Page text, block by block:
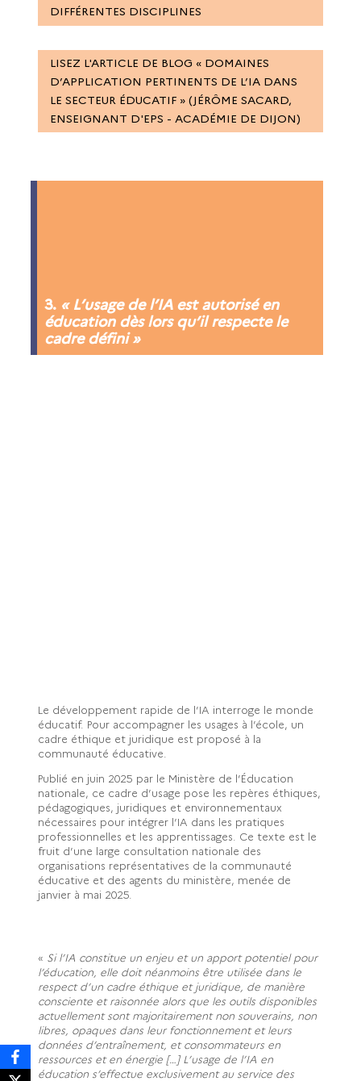
DIFFÉRENTES DISCIPLINES
LISEZ L'ARTICLE DE BLOG « DOMAINES
D’APPLICATION PERTINENTS DE L’IA DANS
LE SECTEUR ÉDUCATIF » (JÉRÔME SACARD,
ENSEIGNANT D'EPS - ACADÉMIE DE DIJON)
3. « L’usage de l’IA est autorisé en
éducation dès lors qu’il respecte le
cadre défini »
Le développement rapide de l’IA interroge le monde
éducatif. Pour accompagner les usages à l’école, un
cadre éthique et juridique est proposé à la
communauté éducative.
Publié en juin 2025 par le Ministère de l’Éducation
nationale, ce cadre d’usage pose les repères éthiques,
pédagogiques, juridiques et environnementaux
nécessaires pour intégrer l’IA dans les pratiques
professionnelles et les apprentissages. Ce texte est le
fruit d’une large consultation nationale des
organisations représentatives de la communauté
éducative et des agents du ministère, menée de
janvier à mai 2025.
« Si l’IA constitue un enjeu et un apport potentiel pour
l’éducation, elle doit néanmoins être utilisée dans le
respect d’un cadre éthique et juridique, de manière
consciente et raisonnée alors que les outils disponibles
actuellement sont majoritairement non souverains, non
libres, opaques dans leur fonctionnement et leurs
données d’entraînement, et consommateurs en
ressources et en énergie […] L’usage de l’IA en
éducation s’effectue exclusivement au service des